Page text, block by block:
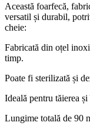
Această foarfecă,
versatil și durabil,
cheie:
Fabricată din oțel
timp.
Poate fi sterilizată și
Ideală pentru tăierea
Lungime totală de 90